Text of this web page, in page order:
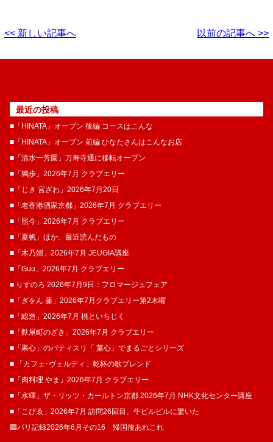
<< 新しい記事へ 以前の記事へ >>
最近の投稿
■「HINATA」オープン 後編 コースはこんな
■「HINATA」オープン 前編 ひなたさんはこんなお店
■「清水一芳園」万寿寺通に移転オープン
■「獨歩」2026年7月 クラブエリー
■「じき 宮ざわ」2026年7月20日
■「老香港酒家京都」2026年7月 クラブエリー
■「照今」2026年7月 クラブエリー
■「夏帆」ほか、最近読んだもの
■「木乃婦」2026年7月 JEUGIA講座
■「Guu」2026年7月 クラブエリー
■ りすのろ 2026年7月9日：フロマージュフェア
■「ぎをん 藤」2026年7月クラブエリー第2木曜
■「総造」2026年7月 桃といちじく
■「麩屋町のざき」2026年7月 クラブエリー
■「果心」のパティスリ「 菓​心」でまるごとシリーズ
■ 「カフェ･ヴェルディ」乾杯の歌ブレンド
■「肉料理 やま」2026年7月 クラブエリー
■「水暉」ザ・リッツ・カールトン京都 2026年7月 NHK文化センター講座
■「こぴゑ」2026年7月 訪問26回目、牛ピルピルに驚いた
🟦パリ記録2026年6月その16 帰国後あれこれ